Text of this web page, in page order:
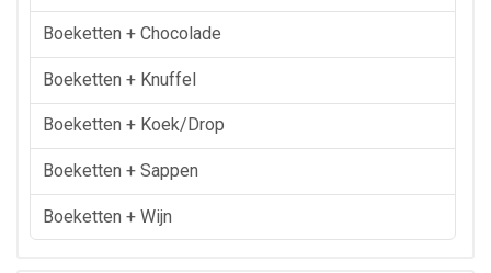
Boeketten + Chocolade
Boeketten + Knuffel
Boeketten + Koek/drop
Boeketten + Sappen
Boeketten + Wijn